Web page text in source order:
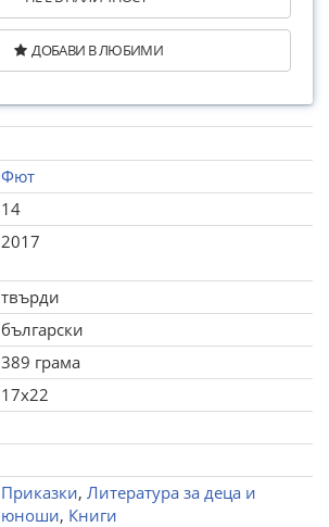
ДОБАВИ В ЛЮБИМИ
Фют
14
2017
твърди
български
389 грама
17x22
Приказки, Литература за деца и
юноши, Книги